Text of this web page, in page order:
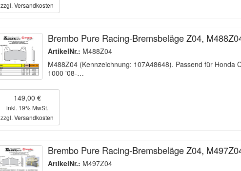
zzgl. Versandkosten
Brembo Pure Racing-Bremsbeläge Z04,
ArtikelNr.: M488Z04
M488Z04 (Kennzeichnung: 107A48648). Passend für Honda
1000 '08-…
149,00 €
inkl. 19% MwSt.
zzgl. Versandkosten
Brembo Pure Racing-Bremsbeläge Z04,
ArtikelNr.: M497Z04